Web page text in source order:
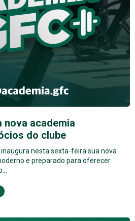
nova academia
do clube
inaugura nesta sexta-feira sua nova
e preparado para oferecer